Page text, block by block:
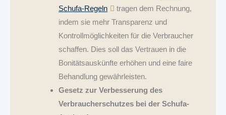
Schufa-Regeln
tragen dem Rechnung,
indem sie mehr Transparenz und
Kontrollmöglichkeiten für die Verbraucher
schaffen. Dies soll das Vertrauen in die
Bonitätsauskünfte erhöhen und eine faire
Behandlung gewährleisten.
Gesetz zur Verbesserung des
Verbraucherschutzes bei der Schufa-